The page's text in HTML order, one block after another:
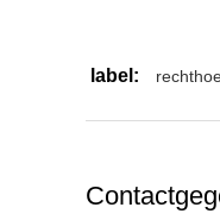
label: